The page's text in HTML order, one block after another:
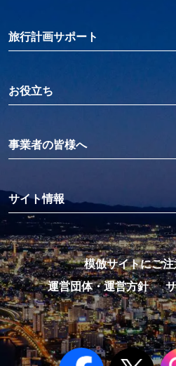
旅行計画サポート
お役立ち
事業者の皆様へ
サイト情報
模倣サイトにご
運営団体・運営方針